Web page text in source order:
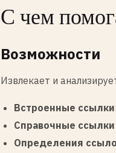
С чем
Возможности
Извлекает и
Встроенные ссылки:
Справочные ссылки:
Определения